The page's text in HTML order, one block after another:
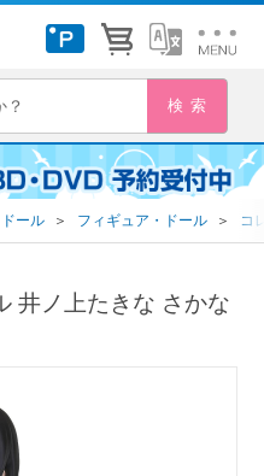
ール ＞ フィギュア・ドール ＞ コ
井ノ上たきな さかな